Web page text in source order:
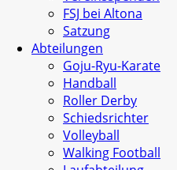
FSJ bei Altona
Satzung
Abteilungen
Goju-Ryu-Karate
Handball
Roller Derby
Schiedsrichter
Volleyball
Walking Football